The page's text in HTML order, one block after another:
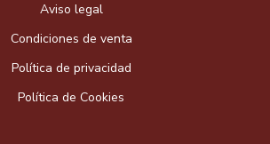
Aviso legal
Condiciones de venta
Política de privacidad
Política de Cookies